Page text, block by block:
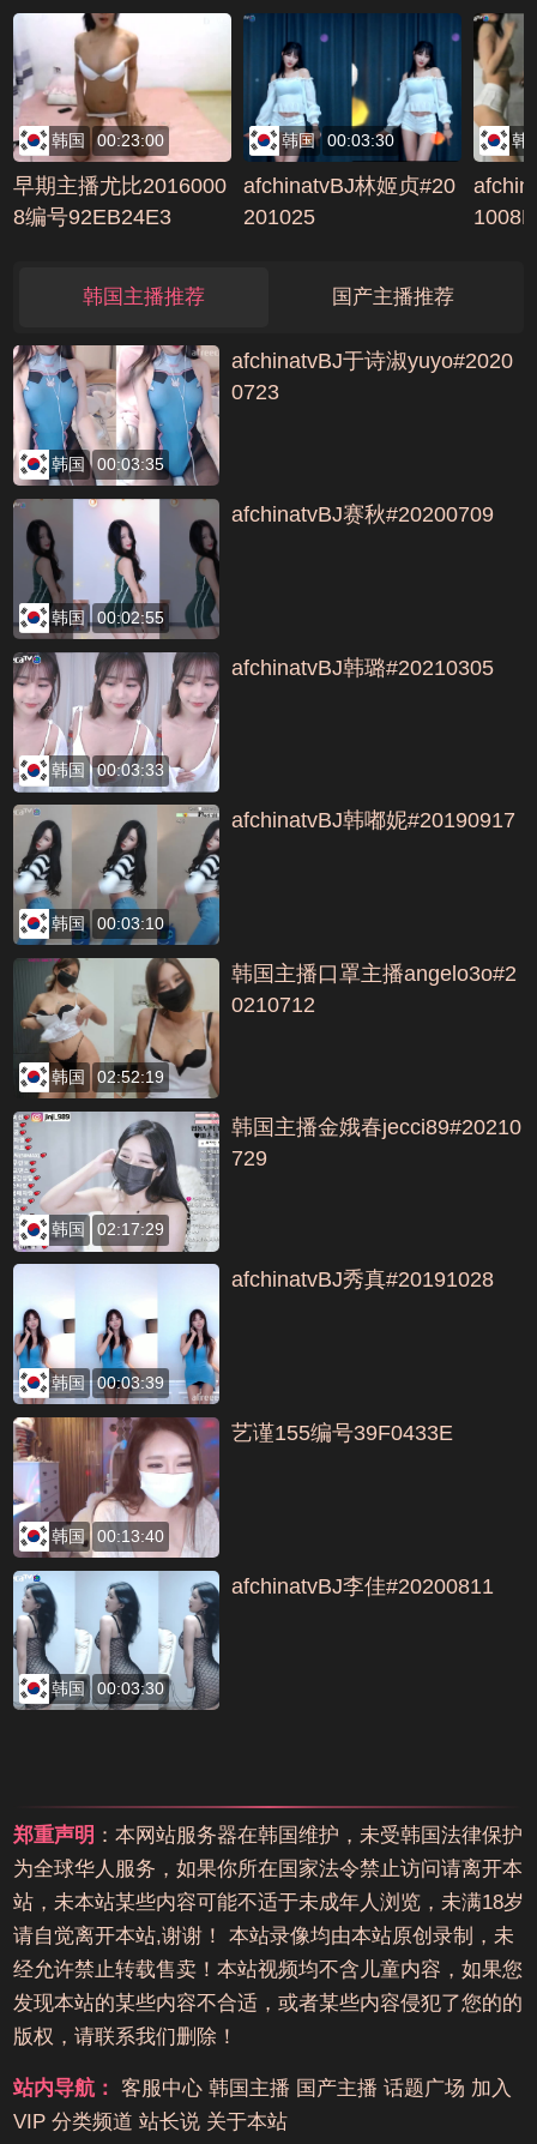
拍视频集合，素颜都这
么美，后入白白的美臀
不忘用笔在上面写字编
号2CE16A7C
韩国 00:23:00
早期主播尤比2016000
8编号92EB24E3
韩国 00:03:30
afchinatvBJ林姬贞#20
201025
韩
韩国主播推荐 国产主播推荐
韩国 00:03:35
afchinatvBJ于诗淑yuyo#2020
0723
韩国 00:02:55
afchinatvBJ赛秋#20200709
韩国 00:03:33
afchinatvBJ韩璐#20210305
韩国 00:03:10
afchinatvBJ韩嘟妮#20190917
韩国 02:52:19
韩国主播口罩主播angelo3o#2
0210712
韩国 02:17:29
韩国主播金娥春jecci89#20210
729
韩国 00:03:39
afchinatvBJ秀真#20191028
韩国 00:13:40
艺谨155编号39F0433E
韩国 00:03:30
afchinatvBJ李佳#20200811
郑重声明 ：本网站服务器在韩国维护，未受韩国法律保护
为全球华人服务，如果你所在国家法令禁止访问请离开本
站，未本站某些内容可能不适于未成年人浏览，未满18岁
请自觉离开本站,谢谢！ 本站录像均由本站原创录制，未
经允许禁止转载售卖！本站视频均不含儿童内容，如果您
发现本站的某些内容不合适，或者某些内容侵犯了您的的
版权，请联系我们删除！
站内导航： 客服中心 韩国主播 国产主播 话题广场 加入
VIP 分类频道 站长说 关于本站